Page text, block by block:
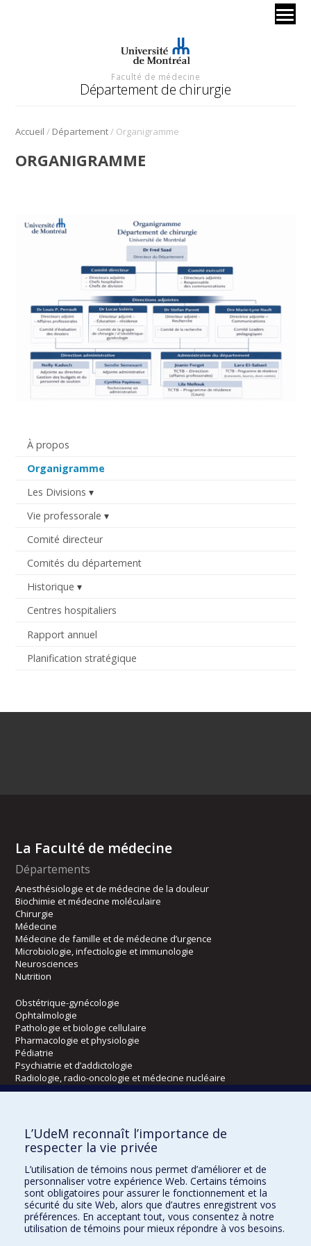
Faculté de médecine
Département de chirurgie
Accueil / Département/ Organigramme
À propos
Organigramme
Les Divisions
Vie professorale
Comité directeur
Comités du département
Historique
Centres hospitaliers
Rapport annuel
Planification stratégique
ORGANIGRAMME
La Faculté de médecine
Départements
Anesthésiologie et de médecine de la douleur
Biochimie et médecine moléculaire
Chirurgie
Médecine
Médecine de famille et de médecine d’urgence
Microbiologie, infectiologie et immunologie
Neurosciences
Nutrition
Obstétrique-gynécologie
Ophtalmologie
Pathologie et biologie cellulaire
Pharmacologie et physiologie
Pédiatrie
Psychiatrie et d’addictologie
Radiologie, radio-oncologie et médecine nucléaire
Kinésiologie et des sciences de l’activité physique
Orthophonie et audiologie
Réadaptation
Directions
DPC
CPASS
L’UdeM reconnaît l’importance de
respecter la vie privée
L’utilisation de témoins nous permet d’améliorer et de
personnaliser votre expérience Web. Certains témoins
sont obligatoires pour assurer le fonctionnement et la
sécurité du site Web, alors que d’autres enregistrent vos
préférences. En acceptant tout, vous consentez à notre
utilisation de témoins pour mieux répondre à vos besoins.